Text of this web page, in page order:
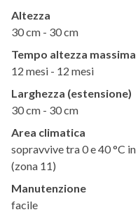
Altezza
30 cm - 30 cm
Tempo altezza massima
12 mesi - 12 mesi
Larghezza (estensione)
30 cm - 30 cm
Area climatica
sopravvive tra 0 e 40 °C
(zona 11)
Manutenzione
facile